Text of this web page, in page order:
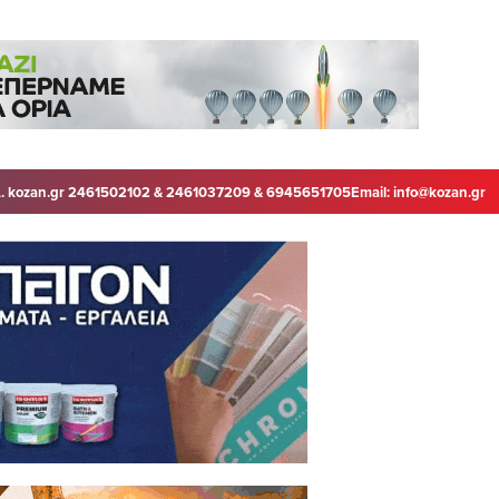
kozan.gr 2461502102 & 2461037209 & 6945651705Email:info@kozan.gr